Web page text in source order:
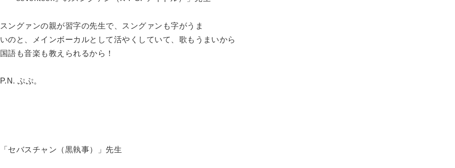
スングァンの親が習字の先生で、スングァンも字がうま
いのと、メインボーカルとして活やくしていて、歌もうまいから
国語も音楽も教えられるから！
P.N. ぷぷ。
「セバスチャン（黒執事）」先生